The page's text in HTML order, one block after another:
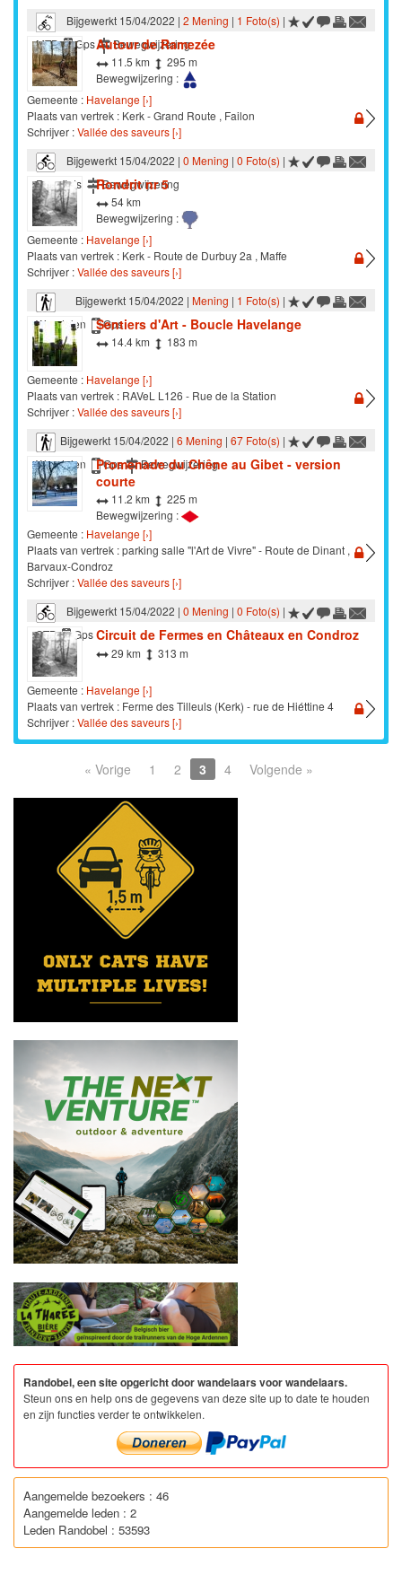
Bijgewerkt 15/04/2022 | 2 Mening | 1 Foto(s) |
MTB
Gps Bewegwijzering
Autour de Ramezée
11.5 km
295 m
Bewegwijzering :
Gemeente : Havelange [›]
Plaats van vertrek : Kerk - Grand Route , Failon
Schrijver :Vallée des saveurs [›]
Bijgewerkt 15/04/2022 | 0 Mening | 0 Foto(s) |
Racefiets
Bewegwijzering
Rondrit nr 5
54 km
Bewegwijzering :
Gemeente : Havelange [›]
Plaats van vertrek : Kerk - Route de Durbuy 2a , Maffe
Schrijver :Vallée des saveurs [›]
Bijgewerkt 15/04/2022 | Mening | 1 Foto(s) |
Wandelen
Gps
Sentiers d'Art - Boucle Havelange
14.4 km 183 m
Gemeente : Havelange [›]
Plaats van vertrek : RAVeL L126 - Rue de la Station
Schrijver :Vallée des saveurs [›]
Bijgewerkt 15/04/2022 | 6 Mening | 67 Foto(s) |
Wandelen
Gps Bewegwijzering
Promenade du Chêne au Gibet - version
courte
11.2 km
225 m
Bewegwijzering :
Gemeente : Havelange [›]
Plaats van vertrek : parking salle "l'Art de Vivre" - Route de Dinant ,
Barvaux-Condroz
Schrijver :Vallée des saveurs [›]
Bijgewerkt 15/04/2022 | 0 Mening | 0 Foto(s) |
STB
GpsCircuit de Fermes en Châteaux en Condroz
29 km 313 m
Gemeente : Havelange [›]
Plaats van vertrek : Ferme des Tilleuls (Kerk) - rue de Hiéttine 4
Schrijver :Vallée des saveurs [›]
« Vorige 1 2 3 4 Volgende »
Randobel, een site opgericht door wandelaars voor wandelaars.
Steun ons en help ons de gegevens van deze site up to date te houden
en zijn functies verder te ontwikkelen.
Aangemelde bezoekers : 46
Aangemelde leden : 2
Leden Randobel : 53593